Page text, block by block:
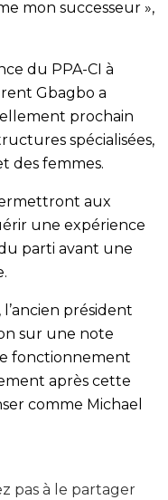
mon successeur »,
du PPA-CI à
Gbagbo a
prochain
spécialisées,
des femmes.
aux
une expérience
parti avant une
président
sur une note
fonctionnement
après cette
comme Michael
pas à le partager